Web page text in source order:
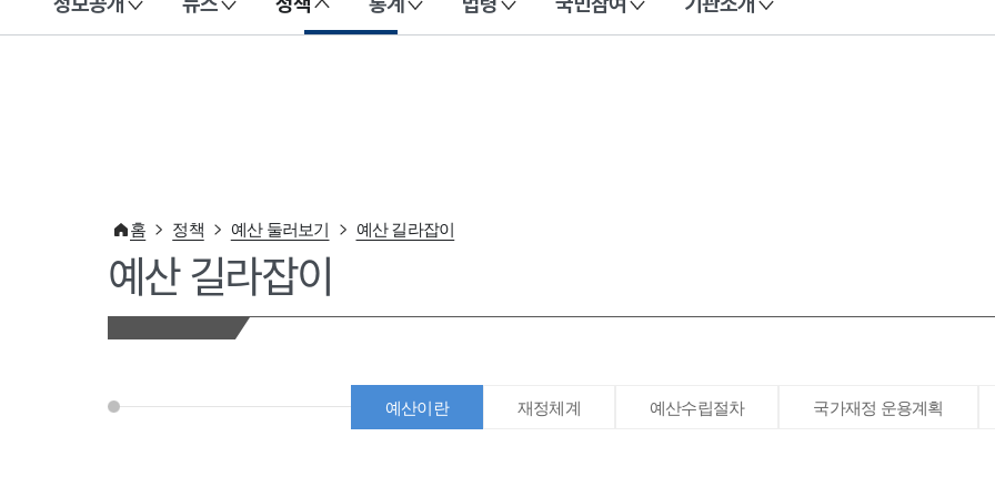
이 누리집은 대한민국 공식 전자정부 누리집입니다.
홈 정책 예산 둘러보기 예산 길라잡이
예산 길라잡이
예산이란 재정체계 예산수립절차 국가재정 운용계획